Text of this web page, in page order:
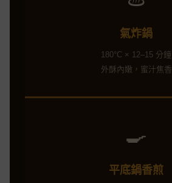
氣炸鍋
180°C × 12–15 分鐘
外酥內嫩，蜜汁焦香
🍳
平底鍋香煎